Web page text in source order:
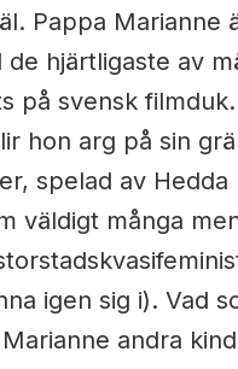
Pappa Marianne
de hjärtligaste av
på svensk
hon arg på sin
spelad av Hedda
väldigt många
igen sig i). Vad
andra